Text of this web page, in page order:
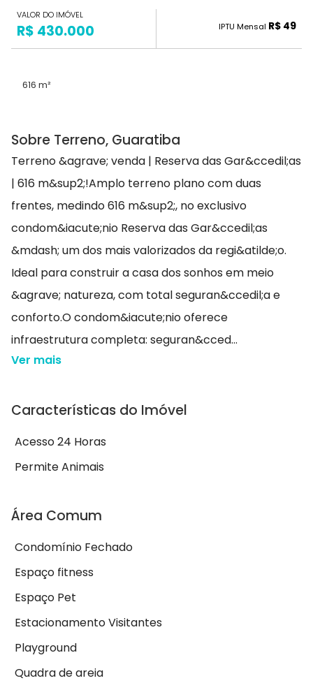
VALOR DO IMÓVEL
R$ 430.000 IPTU Mensal R$ 49
616 m²
Sobre Terreno, Guaratiba
Terreno &agrave; venda | Reserva das Gar&ccedil;as
| 616 m&sup2;!Amplo terreno plano com duas
frentes, medindo 616 m&sup2;, no exclusivo
condom&iacute;nio Reserva das Gar&ccedil;as
&mdash; um dos mais valorizados da regi&atilde;o.
Ideal para construir a casa dos sonhos em meio
&agrave; natureza, com total seguran&ccedil;a e
conforto.O condom&iacute;nio oferece
infraestrutura completa: seguran&cced...
Ver mais
Características do Imóvel
Acesso 24 Horas
Permite Animais
Área Comum
Condomínio Fechado
Espaço fitness
Espaço Pet
Estacionamento Visitantes
Playground
Quadra de areia